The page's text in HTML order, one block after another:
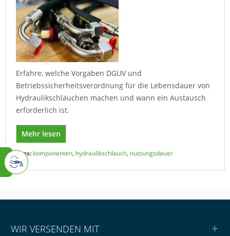
Erfahre, welche Vorgaben DGUV und
Betriebssicherheitsverordnung für die Lebensdauer von
Hydraulikschläuchen machen und wann ein Austausch
erforderlich ist.
Mehr lesen
Tags: komponenten, hydraulikschlauch, nutzungsdauer
WIR VERSENDEN MIT